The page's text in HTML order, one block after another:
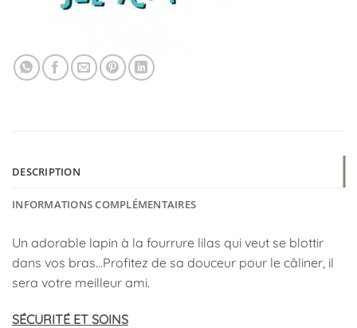
DESCRIPTION
INFORMATIONS COMPLÉMENTAIRES
Un adorable lapin à la fourrure lilas qui veut se blottir
dans vos bras…Profitez de sa douceur pour le câliner, il
sera votre meilleur ami.
SÉCURITÉ ET SOINS